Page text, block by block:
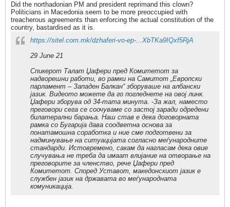
Did the northadonian PM and president reprimand this clown?
Politicians in Macedonia seem to be more preoccupied with
treacherous agreements than enforcing the actual constitution of the
country, bastardised as it is.
https://sitel.com.mk/dzhaferi-vo-ep-...XbTKa9IQxf5RjA
29 June 21
Спикерот Талат Џафери пред Комитетот за
надворешни работи, во рамки на Самитот „Европски
парламент – Западен Балкан“ зборуваше на албански
јазик. Видеото можете да го погледнете на овој линк.
Џафери зборува од 34-тата минута. -За жал, наместо
преговори сега се соочуваме со застој заради одредени
билатерални барања. Наш став е дека договорната
рамка со Бугарија дава соодветна основа за
понатамошна соработка и ние сме подготвени за
надминување на ситуацијата согласно меѓународните
стандарди. Истовремено, сакам да нагласам дека овие
случувања не треба да имаат влијание на отворање на
преговорите за членство, рече Џафери пред
Комитетот. Според Уставот, македонскиот јазик е
службен јазик на државата во меѓународната
комуникација.